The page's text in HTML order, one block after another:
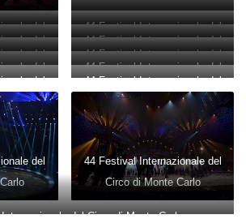
del
44 Festival Internazionale del
Circo di Monte Carlo
del
44 Festival Internazionale del
Circo di Monte Carlo
del
44 Festival Internazionale del
Circo di Monte Carlo
del
44 Festival Internazionale del
del
44 Festival Internazionale del
Circo di Monte Carlo
del
44 Festival Internazionale del
Circo di Monte Carlo
del Circo di Monte Carlo